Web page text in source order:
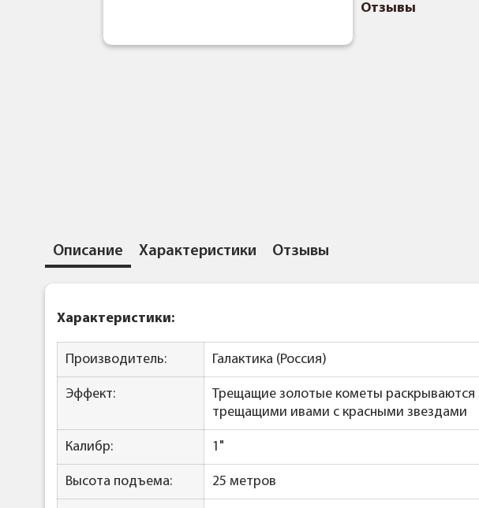
Отзывы
Описание Характеристики Отзывы
Характеристики:
Производитель: Галактика (Россия)
Эффект:
Трещащие золотые кометы
трещащими ивами с красными звездами
Калибр: 1"
Высота подъема: 25 метров